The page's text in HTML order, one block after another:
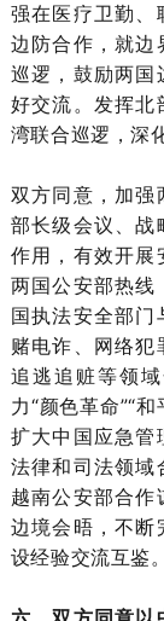
强在医疗卫勤、
边防合作，就边
巡逻，鼓励两国
好交流。发挥北
湾联合巡逻，深
双方同意，加强
部长级会议、战
作用，有效开展
两国公安部热线
国执法安全部门
赌电诈、网络犯
追逃追赃等领
力“颜色革命”“
扩大中国应急管
法律和司法领域
越南公安部合作
边境会晤，不断
设经验交流互鉴。